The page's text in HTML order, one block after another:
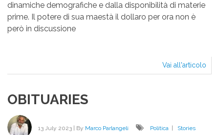
dinamiche demografiche e dalla disponibilità di materie
prime. Il potere di sua maestà il dollaro per ora non è
però in discussione
Vai all'articolo
DI
OBITUARIES
13 July 2023 | By Marco Parlangeli Politica Stories